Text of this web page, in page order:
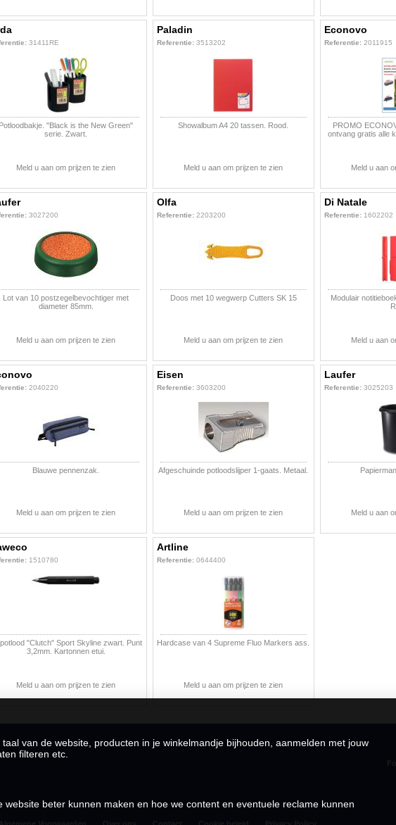
31411RE
Potloodbakje. "Black is the New Green"
serie. Zwart.
Meld u aan om prijzen te zien
Paladin
Referentie:3513202
Showalbum A4 20 tassen. Rood.
Meld u aan om prijzen te zien
Econovo
Referentie:2011915
PROMO
ontvang gratis alle
Meld u aan
3027200
Lot van 10 postzegelbevochtiger met
diameter 85mm.
Meld u aan om prijzen te zien
Olfa
Referentie:2203200
Doos met 10 wegwerp Cutters SK 15
Meld u aan om prijzen te zien
Di Natale
Referentie:1602202
Modulair
Meld u aan
2040220
Blauwe pennenzak.
Meld u aan om prijzen te zien
Eisen
Referentie:3603200
Afgeschuinde potloodslijper 1-gaats. Metaal.
Meld u aan om prijzen te zien
Laufer
Referentie:3025203
Meld u aan
1510780
"Clutch" Sport Skyline zwart. Punt
3,2mm. Kartonnen etui.
Meld u aan om prijzen te zien
Artline
Referentie:0644400
Hardcase van 4 Supreme Fluo Markers ass.
Meld u aan om prijzen te zien
van de website, producten in je winkelmandje bijhouden, aanmelden met jouw
filteren etc.
beter kunnen maken en hoe we content en eventuele reclame kunnen